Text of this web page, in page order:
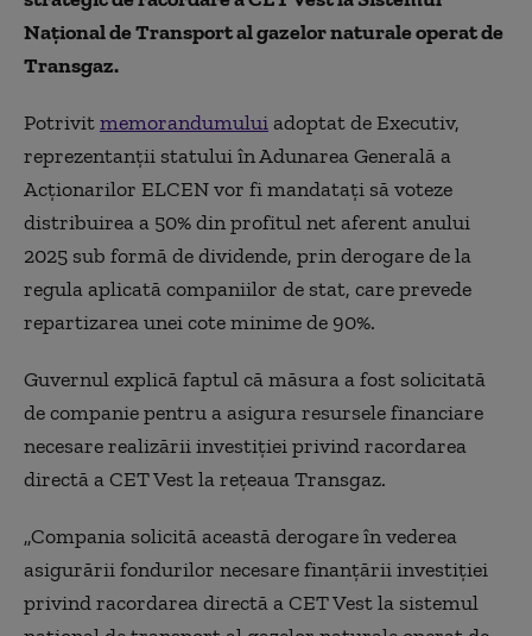
Național de Transport al gazelor naturale operat de
Transgaz.
Potrivitmemorandumuluiadoptat de Executiv,
reprezentanții statului în Adunarea Generală a
Acționarilor ELCEN vor fi mandatați să voteze
distribuirea a 50% din profitul net aferent anului
2025 sub formă de dividende, prin derogare de la
regula aplicată companiilor de stat, care prevede
repartizarea unei cote minime de 90%.
Guvernul explică faptul că măsura a fost solicitată
de companie pentru a asigura resursele financiare
necesare realizării investiției privind racordarea
directă a CET Vest la rețeaua Transgaz.
„Compania solicită această derogare în vederea
asigurării fondurilor necesare finanţării investiţiei
privind racordarea directă a CET Vest la sistemul